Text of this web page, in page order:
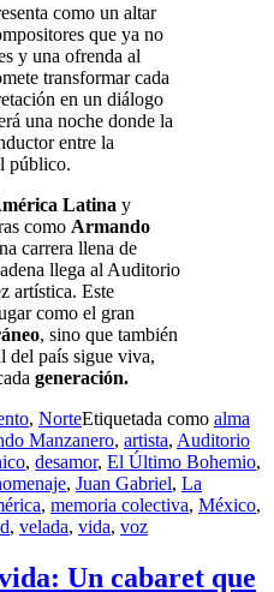
como un altar
que ya no
y una ofrenda al
transformar cada
en un diálogo
una noche donde la
entre la
público.
Latina y
como Armando
carrera llena de
llega al Auditorio
artística. Este
como el gran
, sino que también
del país sigue viva,
generación.
, NorteEtiquetada como alma
Manzanero, artista, Auditorio
, desamor, El Último Bohemio,
, Juan Gabriel, La
, memoria colectiva, México,
, velada, vida, voz
Un cabaret que